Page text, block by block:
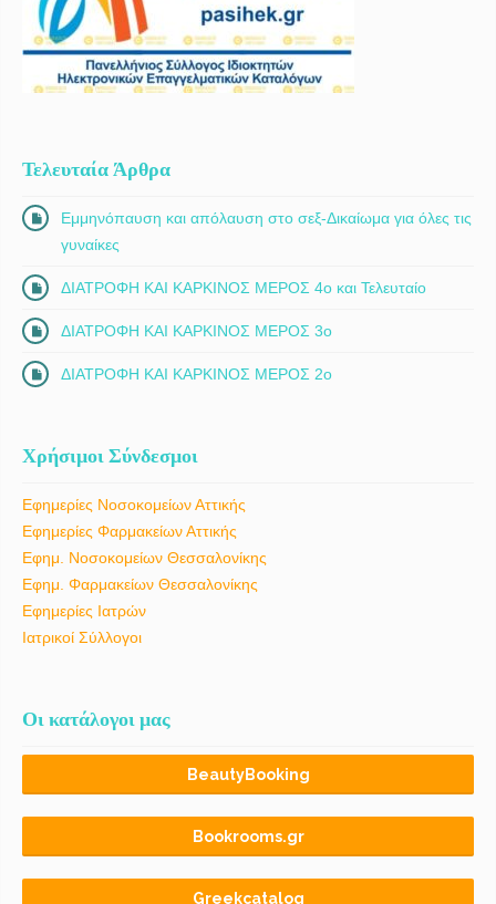
Τελευταία Άρθρα
Εμμηνόπαυση και απόλαυση στο σεξ-Δικαίωμα για όλες τις
γυναίκες
ΔΙΑΤΡΟΦΗ ΚΑΙ ΚΑΡΚΙΝΟΣ ΜΕΡΟΣ 4ο και Τελευταίο
ΔΙΑΤΡΟΦΗ ΚΑΙ ΚΑΡΚΙΝΟΣ ΜΕΡΟΣ 3ο
ΔΙΑΤΡΟΦΗ ΚΑΙ ΚΑΡΚΙΝΟΣ ΜΕΡΟΣ 2ο
Χρήσιμοι Σύνδεσμοι
Εφημερίες Νοσοκομείων Αττικής
Εφημερίες Φαρμακείων Αττικής
Εφημ. Νοσοκομείων Θεσσαλονίκης
Εφημ. Φαρμακείων Θεσσαλονίκης
Εφημερίες Ιατρών
Ιατρικοί Σύλλογοι
Οι κατάλογοι μας
BeautyBooking
Bookrooms.gr
Greekcatalog